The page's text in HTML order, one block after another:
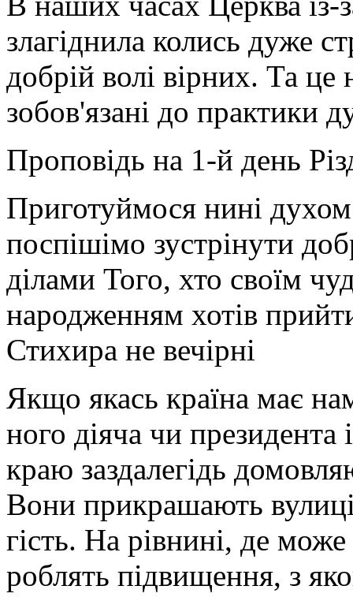
злагіднила колись дуже
добрій волі вірних. Та
зобов'язані до практики
Проповідь на 1-й день
Приготуймося нині духом
поспішімо зустрінути
ділами Того, хто своїм
народженням хотів
Стихира не вечірні
Якщо якась країна має
ного діяча чи
краю заздалегідь
Вони прикрашають
гість. На рівнині, де
роблять підвищення, з